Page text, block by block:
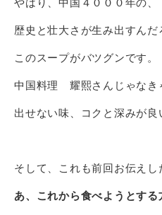
歴史と壮大さが生み出すんだ
このスープがバツグンです。
中国料理 耀熙さんじゃなき
出せない味、コクと深みが良
そして、これも前回お伝えし
あ、これから食べようとする